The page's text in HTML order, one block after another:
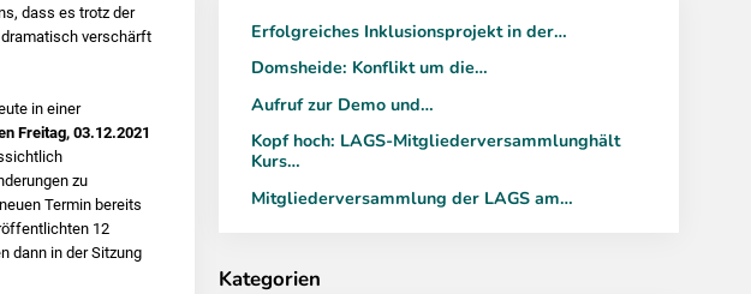
dass es trotz der
verschärft
in einer
Freitag, 03.12.2021
zu
Termin bereits
12
dann in der Sitzung
Erfolgreiches Inklusionsprojekt in der…
Domsheide: Konflikt um die…
Aufruf zur Demo und…
Kopf hoch: LAGS-Mitgliederversammlunghält
Kurs…
Mitgliederversammlung der LAGS am…
Kategorien